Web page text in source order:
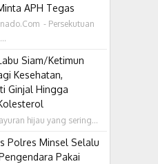
APH Tegas
- Persekutuan
Siam/Ketimun
Kesehatan,
Ginjal Hingga
hijau yang sering...
Polres Minsel Selalu
Pakai